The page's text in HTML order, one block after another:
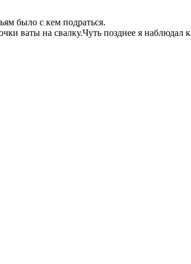
было с кем подраться.
ваты на свалку.Чуть позднее я наблюдал